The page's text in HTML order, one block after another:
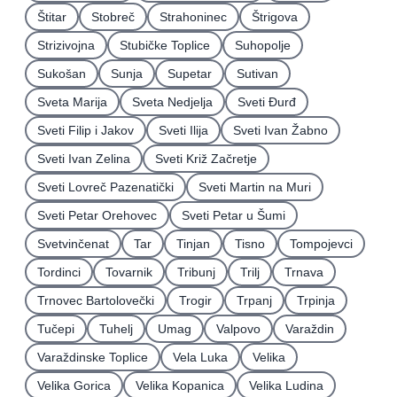
Štitar
Stobreč Strahoninec
Štrigova
Strizivojna
Stubičke Toplice
Suhopolje
Sukošan
Sunja Supetar
Sutivan
Sveta Marija
Sveta Nedjelja
Sveti Ðurđ
Sveti Filip i Jakov
Sveti Ilija
Sveti Ivan Žabno
Sveti Ivan Zelina
Sveti Križ Začretje
Sveti Lovreč Pazenatički
Sveti Martin na Muri
Sveti Petar Orehovec
Sveti Petar u Šumi
Svetvinčenat
Tar Tinjan Tisno
Tompojevci
Tordinci
Tovarnik Tribunj Trilj
Trnava
Trnovec Bartolovečki
Trogir Trpanj
Trpinja
Tučepi
Tuhelj Umag Valpovo
Varaždin
Varaždinske Toplice
Vela Luka
Velika
Velika Gorica
Velika Kopanica
Velika Ludina